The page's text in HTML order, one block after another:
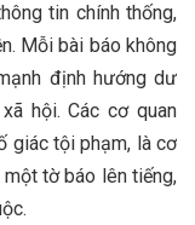
tin chính thống,
Mỗi bài báo không
định hướng dư
hội. Các cơ quan
giác tội phạm, là cơ
tờ báo lên tiếng,